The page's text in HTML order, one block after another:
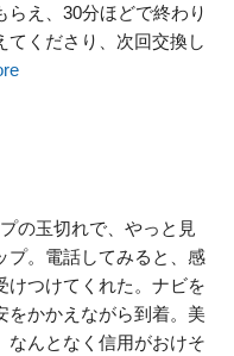
え、30分ほどで終わり
てくださり、次回交換し
の玉切れで、やっと見
プ。電話してみると、感
けつけてくれた。ナビを
をかかえながら到着。美
なんとなく信用がおけそ